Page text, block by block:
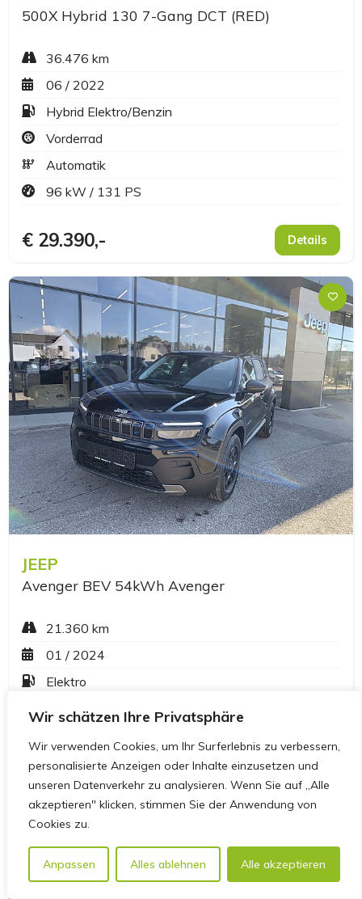
Wir schätzen Ihre Privatsphäre
Wir verwenden Cookies, um Ihr Surferlebnis zu verbessern,
personalisierte Anzeigen oder Inhalte einzusetzen und
unseren Datenverkehr zu analysieren. Wenn Sie auf „Alle
akzeptieren" klicken, stimmen Sie der Anwendung von
Cookies zu.
Anpassen Alles ablehnen Alle akzeptieren